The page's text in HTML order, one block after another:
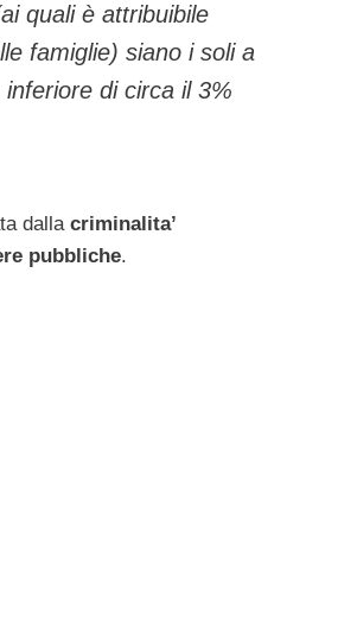
quali è attribuibile
famiglie) siano i soli a
di circa il 3%
dalla criminalita’
pubbliche.